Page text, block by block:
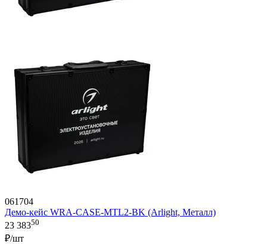
061704
Демо-кейс WRA-CASE-MTL2-BK (Arlight, Металл)
23 38350
₽/шт